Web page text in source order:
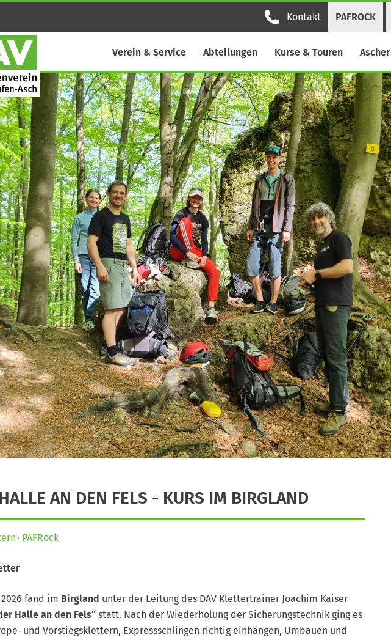
PAFROCK
Kontakt
Verein & Service Abteilungen Kurse & Touren
AN DEN FELS - KURS IM BIRGLAND
PAFRock
fand im Birgland unter der Leitung des DAV Klettertrainer Joachim Kaiser
Halle an den Fels“ statt. Nach der Wiederholung der Sicherungstechnik ging es
und Vorstiegsklettern, Expressschlingen richtig einhängen, Umbauen und